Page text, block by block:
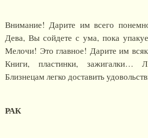
Внимание! Дарите им всего
Дева, Вы сойдете с ума, пока
Мелочи! Это главное! Дарите им
Книги, пластинки, зажигалки…
Близнецам легко доставить
РАК